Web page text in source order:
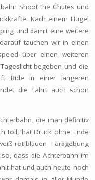
Shoot the Chutes und
Nach einem Hügel
und damit eine weitere
tauchen wir in einen
über einen weiteren
begeben und die
Ride in einer längeren
die Fahrt auch schon
die man definitiv
toll, hat Druck ohne Ende
rot-blauen Farbgebung
dass die Achterbahn im
hat und auch heute noch